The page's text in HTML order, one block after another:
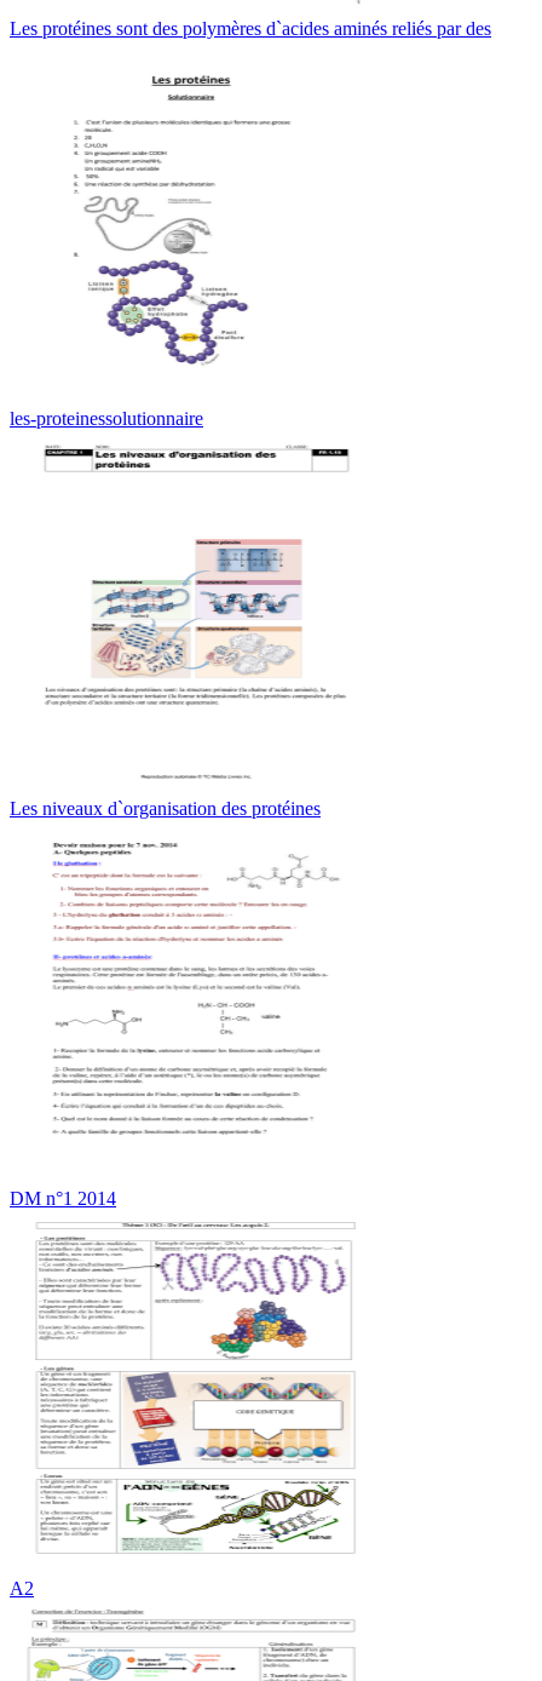
Les protéines sont des polymères d`acides aminés reliés par des
les-proteinessolutionnaire
Les niveaux d`organisation des protéines
DM n°1 2014
A2